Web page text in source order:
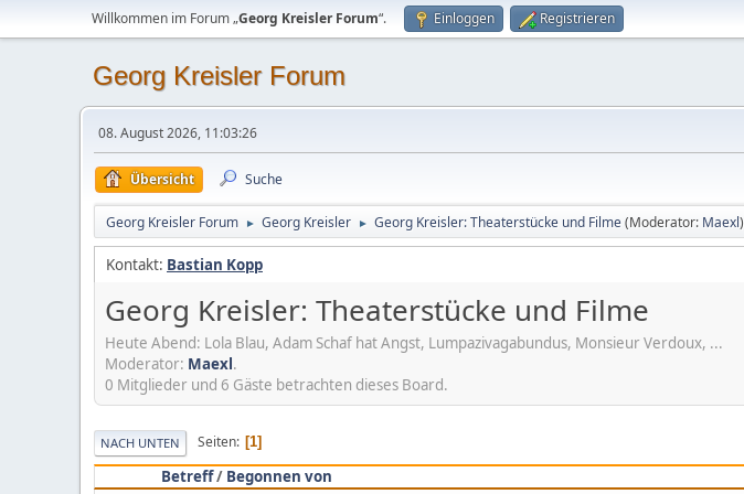
Willkommen im Forum „Georg Kreisler Forum“. Einloggen Registrieren
Georg Kreisler Forum
08. August 2026, 11:03:26
Übersicht Suche
Georg Kreisler Forum ► Georg Kreisler ► Georg Kreisler: Theaterstücke und Filme(Moderator: Maexl)
Kontakt: Bastian Kopp
Georg Kreisler: Theaterstücke und Filme
Heute Abend: Lola Blau, Adam Schaf hat Angst, Lumpazivagabundus, Monsieur Verdoux, ...
Moderator: Maexl.
0 Mitglieder und 6 Gäste betrachten dieses Board.
NACH UNTEN Seiten 1
Betreff/ Begonnen von